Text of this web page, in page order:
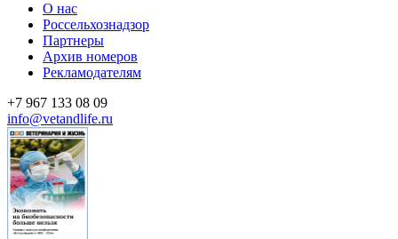
О нас
Россельхознадзор
Партнеры
Архив номеров
Рекламодателям
+7 967 133 08 09
info@vetandlife.ru